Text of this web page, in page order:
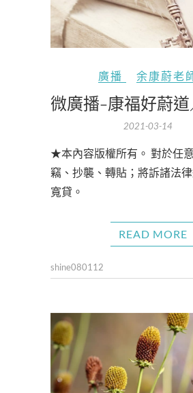
廣播 余康蔚老
微廣播-康福好蔚
2021-03-14
★本內容版權所有。 對於任
竊、抄襲、轉貼；將訴諸法
寬貸。
READ MORE
shine080112